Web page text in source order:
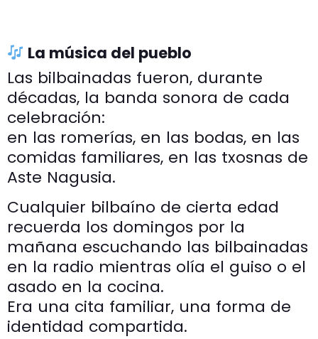
La música del pueblo
Las bilbainadas fueron, durante
décadas, la banda sonora de cada
celebración:
en las romerías, en las bodas, en las
comidas familiares, en las txosnas de
Aste Nagusia.
Cualquier bilbaíno de cierta edad
recuerda los domingos por la
mañana escuchando las bilbainadas
en la radio mientras olía el guiso o el
asado en la cocina.
Era una cita familiar, una forma de
identidad compartida.